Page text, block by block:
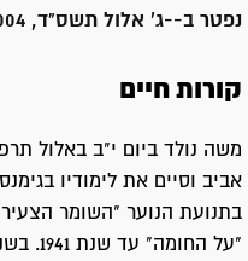
נפטר ב--ג' אלול תשס"ד, 20/8/2004
קורות חיים
בתנועת הנוער "השומר